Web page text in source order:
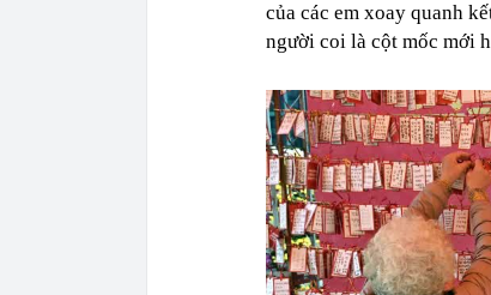
của các em xoay quanh
người coi là cột mốc mới